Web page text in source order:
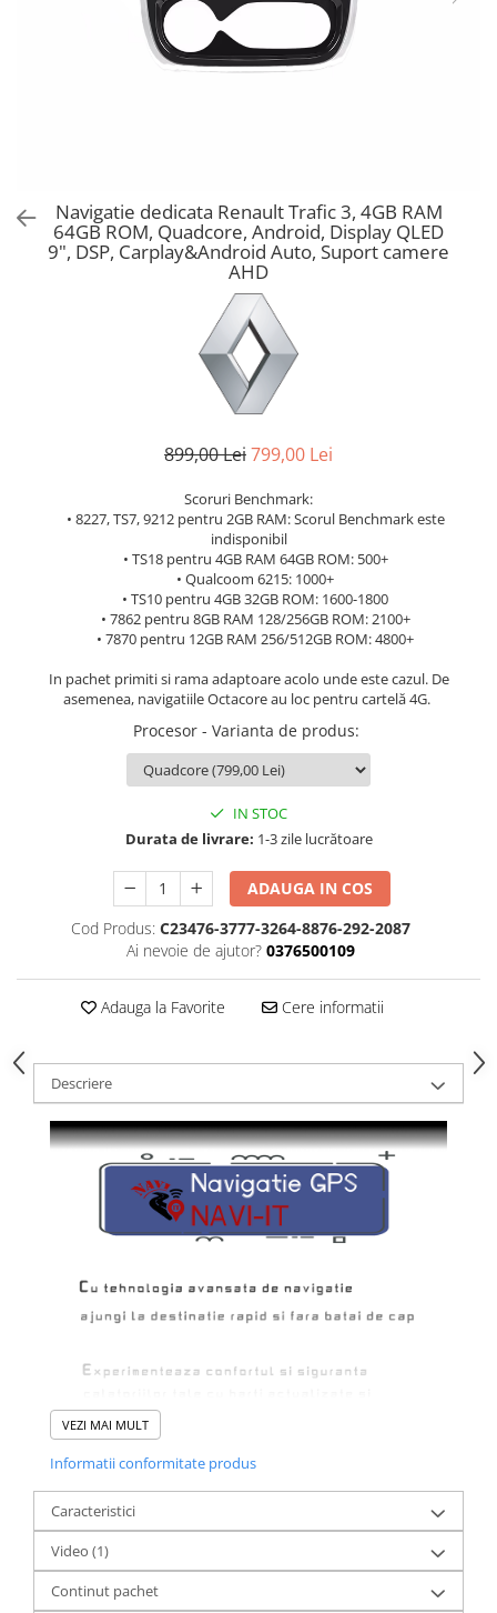
Navigatie dedicata Renault Trafic 3, 4GB RAM
64GB ROM, Quadcore, Android, Display QLED
9", DSP, Carplay&Android Auto, Suport camere
AHD
899,00 Lei799,00 Lei
Scoruri Benchmark:
• 8227, TS7, 9212 pentru 2GB RAM: Scorul Benchmark este
indisponibil
• TS18 pentru 4GB RAM 64GB ROM: 500+
• Qualcoom 6215: 1000+
• TS10 pentru 4GB 32GB ROM: 1600-1800
• 7862 pentru 8GB RAM 128/256GB ROM: 2100+
• 7870 pentru 12GB RAM 256/512GB ROM: 4800+
In pachet primiti si rama adaptoare acolo unde este cazul. De
asemenea, navigatiile Octacore au loc pentru cartelă 4G.
Procesor - Varianta de produs:
IN STOC
Durata de livrare: 1-3 zile lucrătoare
ADAUGA IN COS
Cod Produs: C23476-3777-3264-8876-292-2087
Ai nevoie de ajutor? 0376500109
Adauga la Favorite Cere informatii
Descriere
VEZI MAI MULT
Informatii conformitate produs
Caracteristici
Video (1)
Continut pachet